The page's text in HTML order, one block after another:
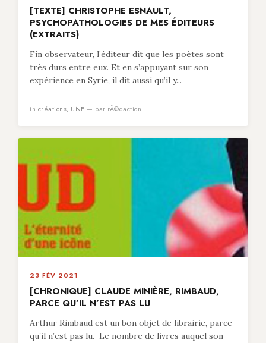
[TEXTE] CHRISTOPHE ESNAULT,
PSYCHOPATHOLOGIES DE MES ÉDITEURS
(EXTRAITS)
Fin observateur, l’éditeur dit que les poètes sont
très durs entre eux. Et en s’appuyant sur son
expérience en Syrie, il dit aussi qu’il y...
in créations, UNE — par rÃ©daction
23 FÉV 2021
[CHRONIQUE] CLAUDE MINIÈRE, RIMBAUD,
PARCE QU’IL N’EST PAS LU
Arthur Rimbaud est un bon objet de librairie, parce
qu’il n’est pas lu. Le nombre de livres auquel son